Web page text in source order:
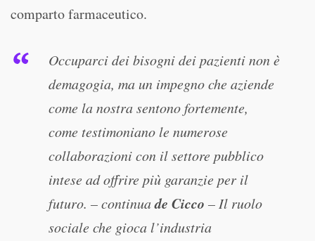
comparto farmaceutico.
Occuparci dei bisogni dei pazienti non è
demagogia, ma un impegno che aziende
come la nostra sentono fortemente,
come testimoniano le numerose
collaborazioni con il settore pubblico
intese ad offrire più garanzie per il
futuro. – continuade Cicco – Il ruolo
sociale che gioca l’industria